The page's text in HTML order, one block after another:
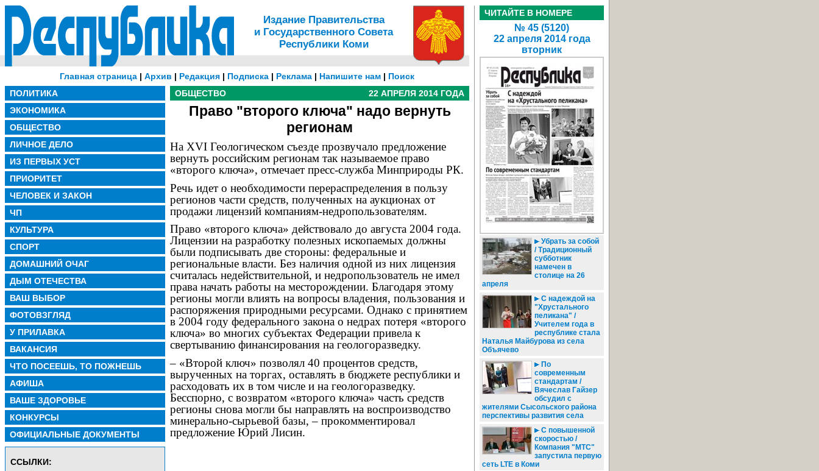
Издание Правительства
и Государственного Совета
Республики Коми
Главная страница | Архив | Редакция | Подписка | Реклама | Напишите нам | Поиск
ПОЛИТИКА
ЭКОНОМИКА
ОБЩЕСТВО
ЛИЧНОЕ ДЕЛО
ИЗ ПЕРВЫХ УСТ
ПРИОРИТЕТ
ЧЕЛОВЕК И ЗАКОН
ЧП
КУЛЬТУРА
СПОРТ
ДОМАШНИЙ ОЧАГ
ДЫМ ОТЕЧЕСТВА
ВАШ ВЫБОР
ФОТОВЗГЛЯД
У ПРИЛАВКА
ВАКАНСИЯ
ЧТО ПОСЕЕШЬ, ТО ПОЖНЕШЬ
АФИША
ВАШЕ ЗДОРОВЬЕ
КОНКУРСЫ
ОФИЦИАЛЬНЫЕ ДОКУМЕНТЫ
CСЫЛКИ:
ОБЩЕСТВО 22 АПРЕЛЯ 2014 ГОДА
Право "второго ключа" надо вернуть
регионам
На XVI Геологическом съезде прозвучало предложение
вернуть российским регионам так называемое право
«второго ключа», отмечает пресс-служба Минприроды РК.
Речь идет о необходимости перераспределения в пользу
регионов части средств, полученных на аукционах от
продажи лицензий компаниям-недропользователям.
Право «второго ключа» действовало до августа 2004 года.
Лицензии на разработку полезных ископаемых должны
были подписывать две стороны: федеральные и
региональные власти. Без наличия одной из них лицензия
считалась недействительной, и недропользователь не имел
права начать работы на месторождении. Благодаря этому
регионы могли влиять на вопросы владения, пользования и
распоряжения природными ресурсами. Однако с принятием
в 2004 году федерального закона о недрах потеря «второго
ключа» во многих субъектах Федерации привела к
свертыванию финансирования на геологоразведку.
– «Второй ключ» позволял 40 процентов средств,
вырученных на торгах, оставлять в бюджете республики и
расходовать их в том числе и на геологоразведку.
Бесспорно, с возвратом «второго ключа» часть средств
регионы снова могли бы направлять на воспроизводство
минерально-сырьевой базы, – прокомментировал
предложение Юрий Лисин.
ЧИТАЙТЕ В НОМЕРЕ
№ 45 (5120)
22 апреля 2014 года
вторник
Убрать за собой
/ Традиционный
субботник
намечен в
столице на 26
апреля
С надеждой на
"Хрустального
пеликана" /
Учителем года в
республике стала
Наталья Майбурова из села
Объячево
По
современным
стандартам /
Вячеслав Гайзер
обсудил с
жителями Сысольского района
перспективы развития села
С повышенной
скоростью /
Компания "МТС"
запустила первую
сеть LTE в Коми